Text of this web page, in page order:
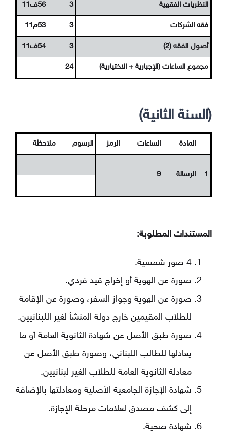
النظريات الفقهية 3 56ف11
فقه الشركات 3 53م11
أصول الفقه (2) 3 54ف11
مجموع الساعات (الإجبارية + الاختيارية) 24
(السنة الثانية)
المادة الساعات الرمز الرسوم ملاحظة
1 الرسالة 9
المستندات المطلوبة:
4 صور شمسية.
صورة عن الهوية أو إخراج قيد فردي.
صورة عن الهوية وجواز السفر، وصورة عن الإقامة
للطلاب المقيمين خارج دولة المنشأ لغير اللبنانيين.
صورة طبق الأصل عن شهادة الثانوية العامة أو ما
يعادلها للطالب اللبناني، وصورة طبق الأصل عن
معادلة الثانوية العامة للطلاب الغير لبنانيين.
شهادة الإجازة الجامعية الأصلية ومعادلتها بالإضافة
إلى كشف مصدق لعلامات مرحلة الإجازة.
شهادة صحية.